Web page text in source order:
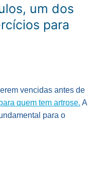
um dos
para
vencidas antes de
quem tem artrose. A
para o